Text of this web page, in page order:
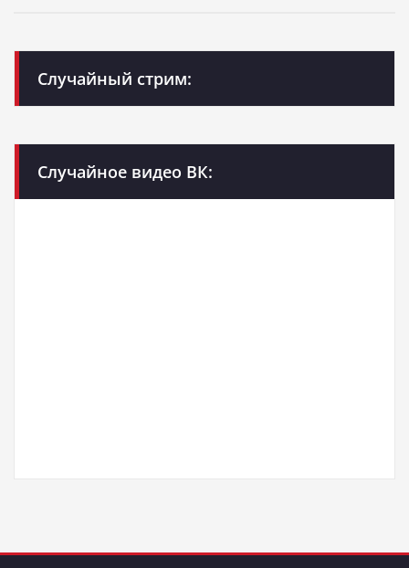
Случайный стрим:
Случайное видео ВК: